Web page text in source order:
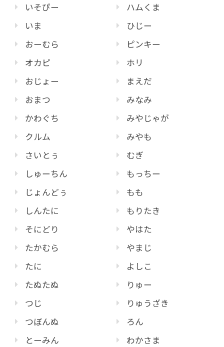
いそぴー
いま
おーむら
オカピ
おじょー
おまつ
かわぐち
クルム
さいとぅ
しゅーちん
じょんどぅ
しんたに
そにどり
たかむら
たに
たぬたぬ
つじ
つぼんぬ
とーみん
ハムくま
ひじー
ピンキー
ホリ
まえだ
みなみ
みやじゃが
みやも
むぎ
もっちー
もも
もりたき
やはた
やまじ
よしこ
りゅー
りゅうざき
ろん
わかさま